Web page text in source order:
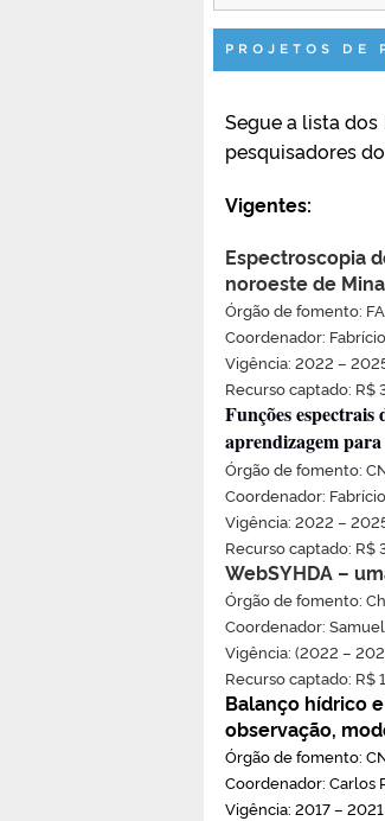
PROJETOS DE
Segue a lista
pesquisadores
Vigentes:
Espectroscopia
noroeste de
Órgão de fomento:
Coordenador:
Vigência: 2022 –
Recurso captado: R$
Funções
aprendizagem
Órgão de fomento:
Coordenador:
Vigência: 2022 –
Recurso captado: R$
WebSYHDA –
Órgão de fomento:
Coordenador:
Vigência: (2022 –
Recurso captado: R$
Balanço hídrico
observação,
Órgão de fomento:
Coordenador: Carlos
Vigência: 2017 – 2021